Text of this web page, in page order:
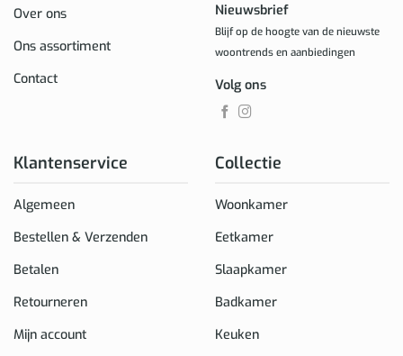
Over ons
Ons assortiment
Contact
Klantenservice
Algemeen
Bestellen & Verzenden
Betalen
Retourneren
Mijn account
Collectie
Woonkamer
Eetkamer
Slaapkamer
Badkamer
Keuken
Nieuwsbrief
Blijf op de hoogte van de nieuwste
woontrends en aanbiedingen
Volg ons